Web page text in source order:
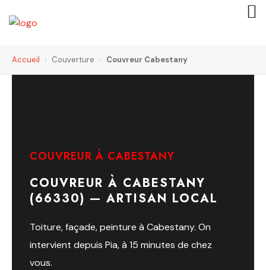
Accueil › Couverture › Couvreur Cabestany
COUVREUR À CABESTANY
COUVREUR À CABESTANY
(66330) — ARTISAN LOCAL
Toiture, façade, peinture à Cabestany. On
intervient depuis Pia, à 15 minutes de chez
vous.